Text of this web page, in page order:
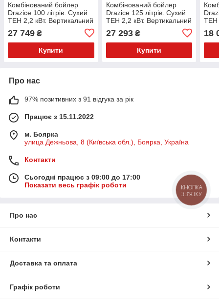
Комбінований бойлер
Drazice 100 літрів. Сухий
ТЕН 2,2 кВт. Вертикальний
27 749 ₴
Купити
Комбінований бойлер
Drazice 125 літрів. Сухий
ТЕН 2,2 кВт. Вертикальний
27 293₴
Купити
ТЕН
18
Про нас
97% позитивних з 91 відгука за рік
Працює з 15.11.2022
м. Боярка
улица Дежньова, 8 (Київська обл.), Боярка, Україна
Контакти
Сьогодні працює з 09:00 до 17:00
Показати весь графік роботи
Про нас
Контакти
Доставка та оплата
Графік роботи
КНОПКА
ЗВ'ЯЗКУ